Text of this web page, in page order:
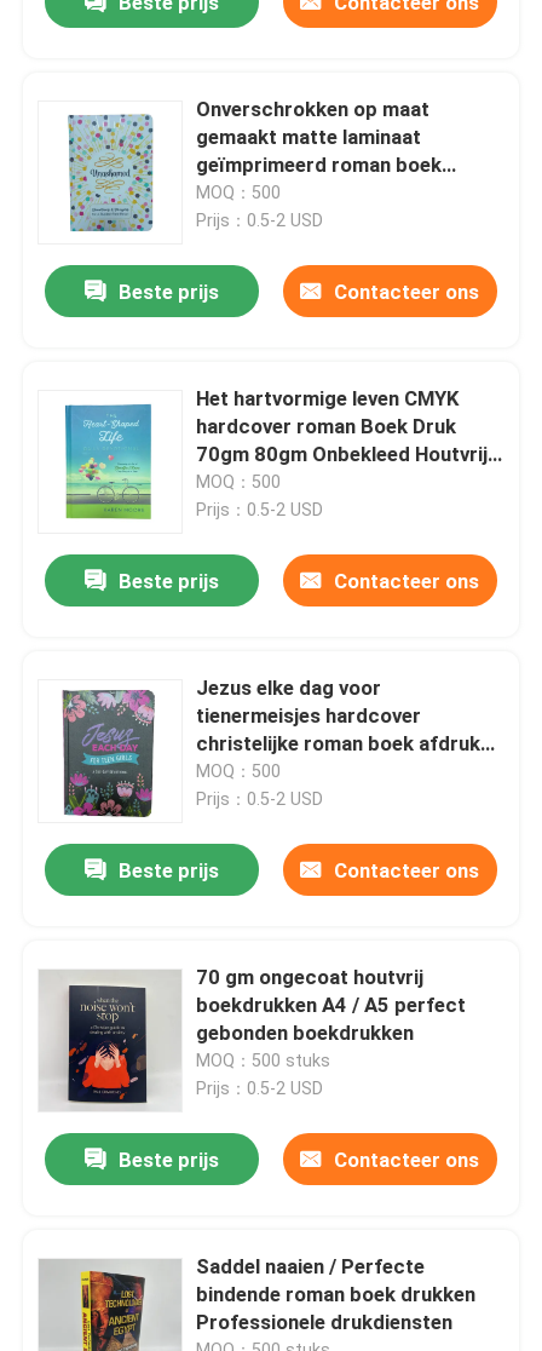
Producten
Video's
Ongeveer ons
Contacteer ons
Nieuws
Verzoek om een Citaat
Afdrukken van koffieboeken
Tarotkaarten drukken
Onverschrokken op maat
gemaakt matte laminaat
geïmprimeerd roman boek
afdrukken met spot UV
afwerking
MOQ：500
Prijs：0.5-2 USD
Beste prijs Contacteer ons
Het hartvormige leven CMYK
hardcover roman Boek Druk
70gm 80gm Onbekleed Houtvrij
Papier Smyth Gesneden Binding
MOQ：500
Prijs：0.5-2 USD
Beste prijs Contacteer ons
Jezus elke dag voor
tienermeisjes hardcover
christelijke roman boek afdruk
met sopt uv en aangepaste
cover afwerking
MOQ：500
Prijs：0.5-2 USD
Beste prijs Contacteer ons
70 gm ongecoat houtvrij
boekdrukken A4 / A5 perfect
gebonden boekdrukken
MOQ：500 stuks
Prijs：0.5-2 USD
Beste prijs Contacteer ons
Saddel naaien / Perfecte
bindende roman boek drukken
Professionele drukdiensten